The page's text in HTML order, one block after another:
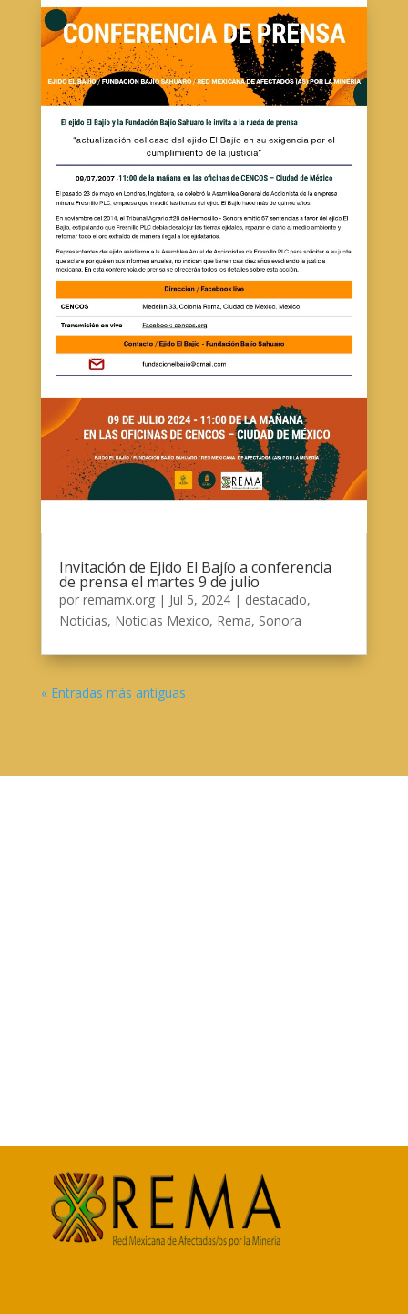
Invitación de Ejido El Bajío a conferencia
de prensa el martes 9 de julio
por remamx.org| Jul 5, 2024| destacado,
Noticias, Noticias Mexico, Rema, Sonora
« Entradas más antiguas